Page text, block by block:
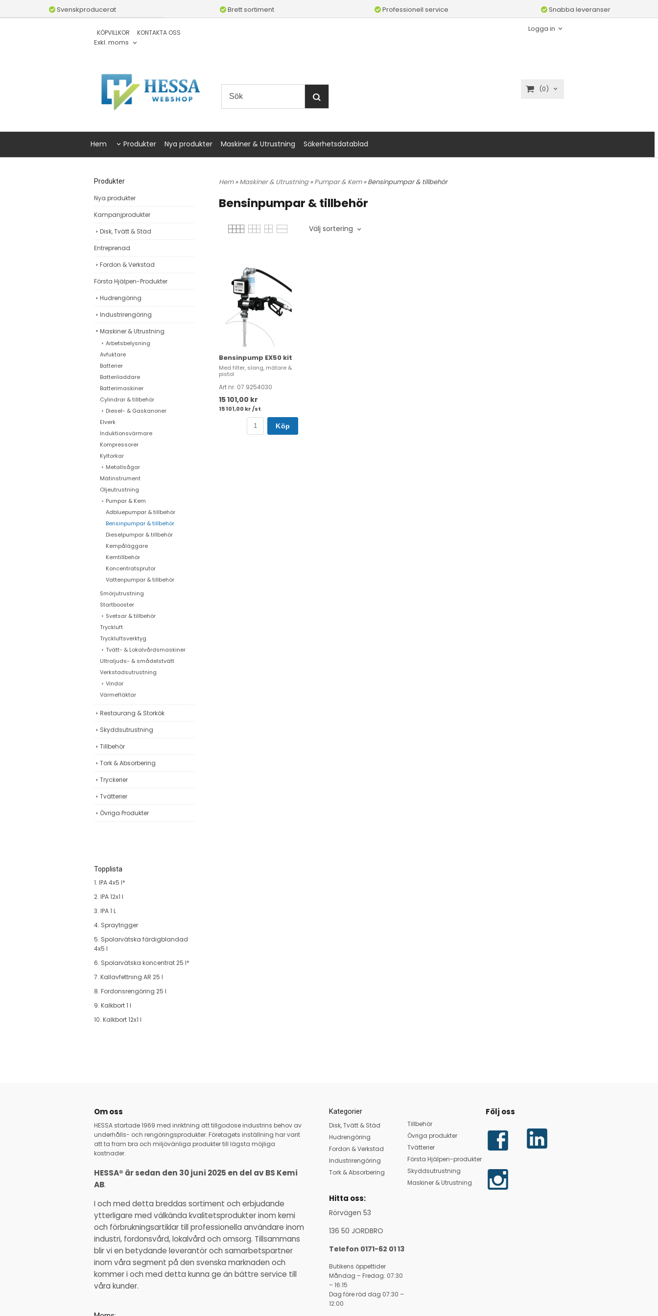
Svenskproducerat Brett sortiment Professionell service Snabba leveranser
KÖPVILLKOR KONTAKTA OSS
Exkl. moms
Logga in
(0)
Hem Produkter Nya produkter Maskiner & Utrustning Säkerhetsdatablad
Produkter
Nya produkter
Kampanjprodukter
Disk, Tvätt & Städ
Entreprenad
Fordon & Verkstad
Första Hjälpen-Produkter
Hudrengöring
Industrirengöring
Maskiner & Utrustning
Arbetsbelysning
Avfuktare
Batterier
Batteriladdare
Batterimaskiner
Cylindrar & tillbehör
Diesel- & Gaskanoner
Elverk
Induktionsvärmare
Kompressorer
Kyltorkar
Metallsågar
Mätinstrument
Oljeutrustning
Pumpar & Kem
Adbluepumpar & tillbehör
Bensinpumpar & tillbehör
Dieselpumpar & tillbehör
Kempåläggare
Kemtillbehör
Koncentratsprutor
Vattenpumpar & tillbehör
Smörjutrustning
Startbooster
Svetsar & tillbehör
Tryckluft
Tryckluftsverktyg
Tvätt- & Lokalvårdsmaskiner
Ultraljuds- & smådelstvätt
Verkstadsutrustning
Vindor
Värmefläktar
Restaurang & Storkök
Skyddsutrustning
Tillbehör
Tork & Absorbering
Tryckerier
Tvätterier
Övriga Produkter
Topplista
1. IPA 4x5 l*
2. IPA 12x1 l
3. IPA 1 L
4. Spraytrigger
5. Spolarvätska färdigblandad
4x5 l
6. Spolarvätska koncentrat 25 l*
7. Kallavfettning AR 25 l
8. Fordonsrengöring 25 l
9. Kalkbort 1 l
10. Kalkbort 12x1 l
Hem»Maskiner & Utrustning»Pumpar & Kem» Bensinpumpar & tillbehör
Bensinpumpar & tillbehör
Välj sortering
Bensinpump EX50 kit
Med filter, slang, mätare &
pistol
Art nr. 07.9254030
15 101,00 kr
15 101,00 kr /st
Köp
Om oss
HESSA startade 1969 med inriktning att tillgodose industrins behov av
underhålls- och rengöringsprodukter. Företagets inställning har varit
att ta fram bra och miljövänliga produkter till lägsta möjliga
kostnader.
HESSA® är sedan den 30 juni 2025 en del av BS Kemi
AB.
I och med detta breddas sortiment och erbjudande
ytterligare med välkända kvalitetsprodukter inom kemi
och förbrukningsartiklar till professionella användare inom
industri, fordonsvård, lokalvård och omsorg. Tillsammans
blir vi en betydande leverantör och samarbetspartner
inom våra segment på den svenska marknaden och
kommer i och med detta kunna ge än bättre service till
våra kunder.
Kategorier
Disk, Tvätt & Städ
Hudrengöring
Fordon & Verkstad
Industrirengöring
Tork & Absorbering
Hitta oss:
Rörvägen 53
136 50 JORDBRO
Telefon 0171-62 01 13
Butikens öppettider
Måndag – Fredag: 07:30
– 16:15
Dag före röd dag 07:30 –
12:00
Tillbehör
Övriga produkter
Tvätterier
Första Hjälpen-produkter
Skyddsutrustning
Maskiner & Utrustning
Följ oss